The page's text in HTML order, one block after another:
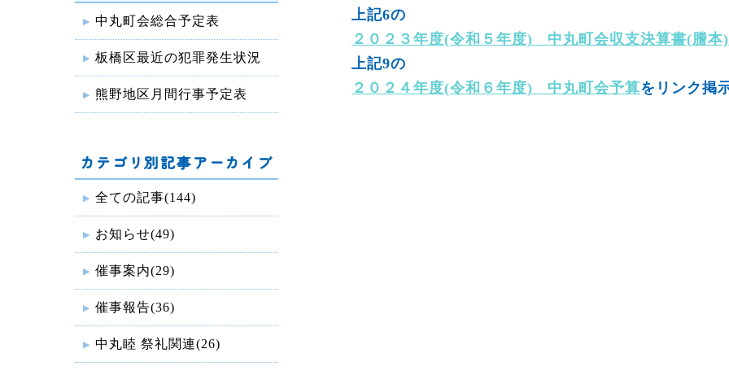
上記6の
２０２３年度(令和５年度) 中丸町会収支決算書(謄本)
上記9の
２０２４年度(令和６年度) 中丸町会予算をリンク掲
中丸町会総合予定表
板橋区最近の犯罪発生状況
熊野地区月間行事予定表
カテゴリ別記事アーカイブ
全ての記事(144)
お知らせ(49)
催事案内(29)
催事報告(36)
中丸睦 祭礼関連(26)